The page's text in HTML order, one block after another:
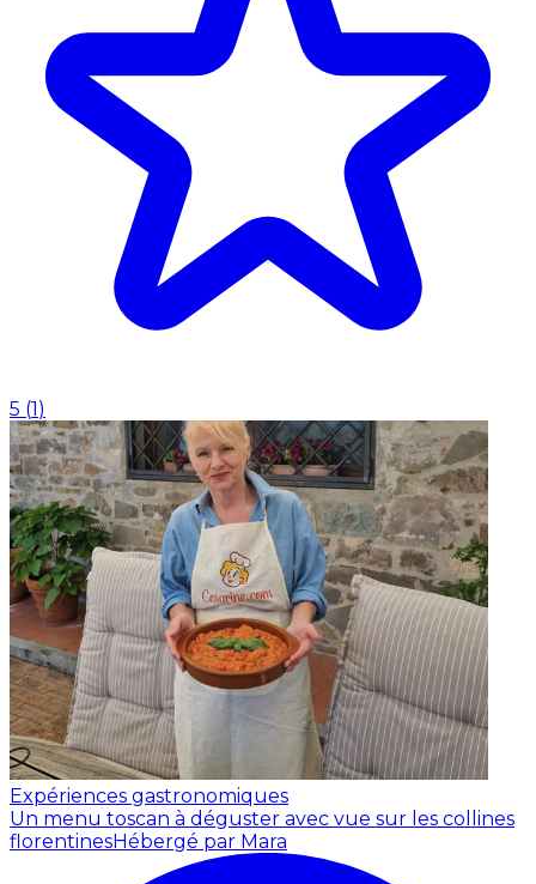
5 (1)
Expériences gastronomiques
Un menu toscan à déguster avec vue sur les collines
florentinesHébergé par Mara